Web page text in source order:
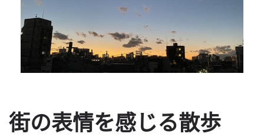
街の表情を感じる散歩